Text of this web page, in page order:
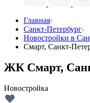
Главная
Санкт-Петербург
Новостройки в
Смарт, Санкт-
ЖК Смарт,
Новостройка